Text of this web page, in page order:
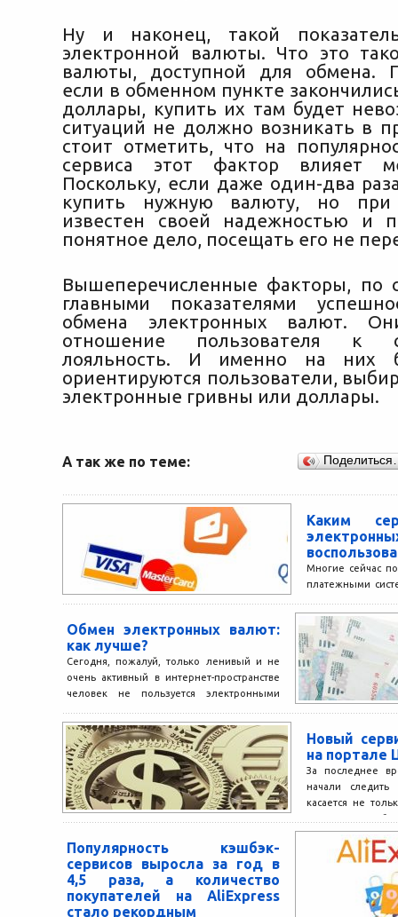
Ну и наконец, такой
электронной валюты. Что это
валюты, доступной для обмена.
если в обменном пункте
доллары, купить их там будет
ситуаций не должно возникать в
стоит отметить, что на
сервиса этот фактор влияет
Поскольку, если даже один-два
купить нужную валюту, но при
известен своей надежностью и
понятное дело, посещать его не
Вышеперечисленные факторы, по
главными показателями
обмена электронных валют.
отношение пользователя к
лояльность. И именно на них
ориентируются пользователи,
электронные гривны или доллары.
А так же по теме:
Каким
Многие сейчас
платежными
Ну, и конечно,
Обмен электронных валют:
как лучше?
Сегодня, пожалуй, только ленивый и не
очень активный в интернет-пространстве
человек не пользуется электронными
очень...
Новый
на портале
За последнее
начали
касается не
которых
Популярность кэшбэк-
сервисов выросла за год в
4,5 раза, а количество
покупателей на AliExpress
стало рекордным